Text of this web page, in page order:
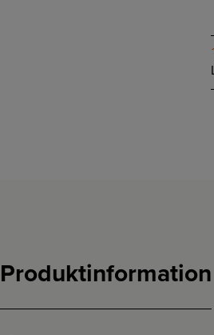
Produktinformation